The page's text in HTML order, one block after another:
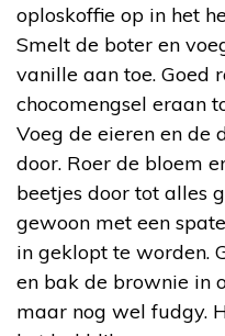
oploskoffie op in het
Smelt de boter en
vanille aan toe. Goed
chocomengsel eraan
Voeg de eieren en de
door. Roer de bloem
beetjes door tot alles
gewoon met een
in geklopt te worden.
en bak de brownie in
maar nog wel fudgy.